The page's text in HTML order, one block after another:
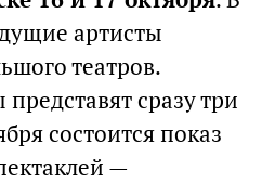
артисты
театров.
сразу три
состоится показ
—